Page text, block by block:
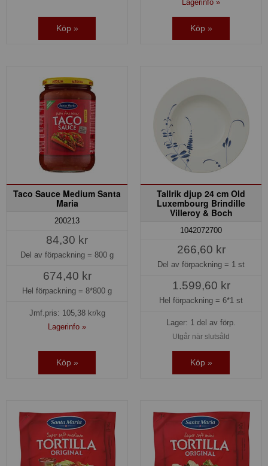
Köp »
Lagerinfo »
Köp »
Taco Sauce Medium Santa
Maria
200213
84,30 kr
Del av förpackning = 800 g
674,40 kr
Hel förpackning = 8*800 g
Jmf.pris: 105,38kr/kg
Lagerinfo »
Köp »
Tallrik djup 24 cm Old
Luxembourg Brindille
Villeroy & Boch
1042072700
266,60 kr
Del av förpackning = 1 st
1.599,60 kr
Hel förpackning = 6*1 st
Lager: 1 del av förp.
Utgår när slutsåld
Köp »